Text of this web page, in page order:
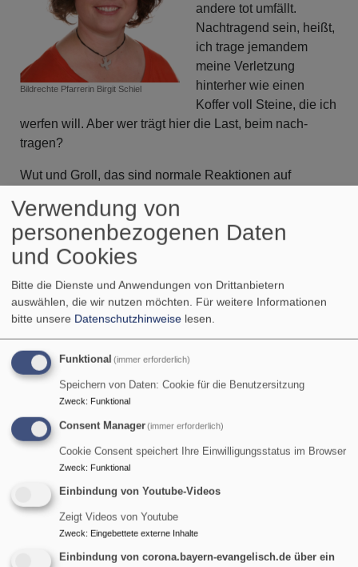
Bildrechte Pfarrerin Birgit Schiel
andere tot umfällt.
Nachtragend sein, heißt,
ich trage jemandem
meine Verletzung
hinterher wie einen
Koffer voll Steine, die ich
werfen will. Aber wer trägt hier die Last, beim nach-
tragen?
Wut und Groll, das sind normale Reaktionen auf
Teil des Menschseins ist. Sieht man in die Nachrichten,
denkt man, das verletzende Beziehungsgestaltung
normal ist.
Weiterlesenüber
ANgeDACHT
-
Was
Vergebung
(nicht)
ist
ANgeDACHT - Wo ist die
Hoffnung?
Jahr ist Russland in die
Ukraine einmarschiert
neuen Krieg beschert.
Heute wird er nicht mehr
Verwendung von
personenbezogenen Daten
und Cookies
Bitte die Dienste und Anwendungen von Drittanbietern
auswählen, die wir nutzen möchten. Für weitere Informationen
bitte unsere Datenschutzhinweise lesen.
Funktional (immer erforderlich)
Speichern von Daten: Cookie für die Benutzersitzung
Zweck: Funktional
Consent Manager(immer erforderlich)
Cookie Consent speichert Ihre Einwilligungsstatus im Browser
Zweck: Funktional
Einbindung von Youtube-Videos
Zeigt Videos von Youtube
Zweck: Eingebettete externe Inhalte
Einbindung von corona.bayern-evangelisch.de über ein